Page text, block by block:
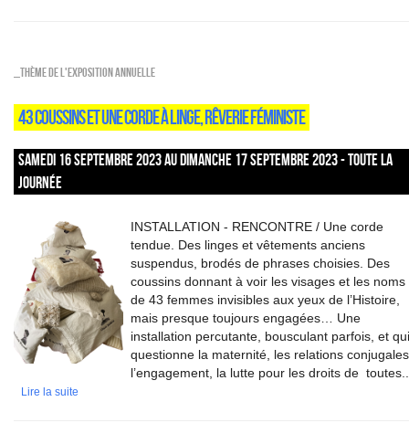
_Thème de l'exposition annuelle
43 COUSSINS ET UNE CORDE À LINGE, RÊVERIE FÉMINISTE
SAMEDI 16 SEPTEMBRE 2023 AU DIMANCHE 17 SEPTEMBRE 2023 - TOUTE LA
JOURNÉE
INSTALLATION - RENCONTRE / Une corde
tendue. Des linges et vêtements anciens
suspendus, brodés de phrases choisies. Des
coussins donnant à voir les visages et les noms
de 43 femmes invisibles aux yeux de l’Histoire,
mais presque toujours engagées… Une
installation percutante, bousculant parfois, et
questionne la maternité, les relations
l’engagement, la lutte pour les droits de
Lire la suite